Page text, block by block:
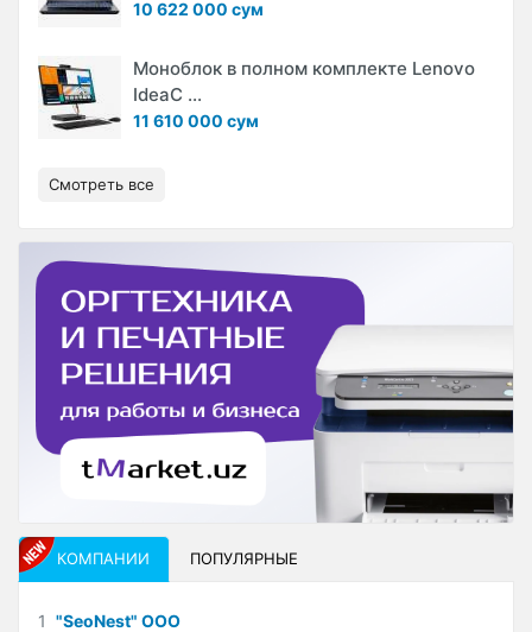
10 622 000 сум
Моноблок в полном комплекте Lenovo
IdeaC ...
11 610 000 сум
Смотреть все
КОМПАНИИ ПОПУЛЯРНЫЕ
1 "SeoNest" ООО